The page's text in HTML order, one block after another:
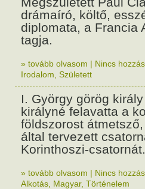
drámaíró, költő,
diplomata, a Francia
tagja.
» tovább olvasom | Nincs
Irodalom Született
I. György görög
királyné felavatta a
földszorost
által tervezett
Korinthoszi-csatornát.
» tovább olvasom | Nincs
Alkotás Magyar, Történelem